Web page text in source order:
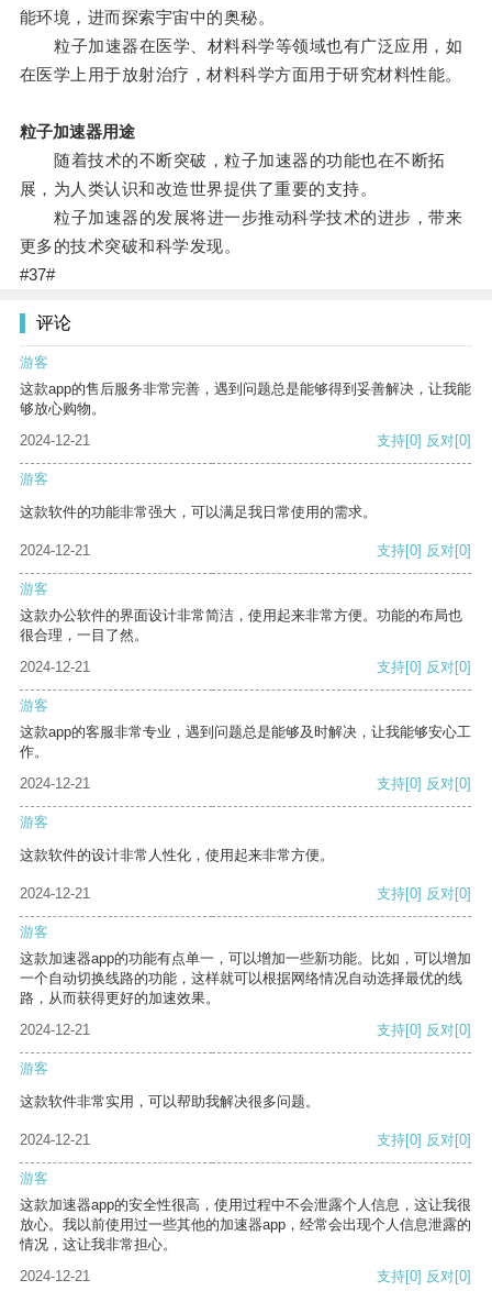
能环境，进而探索宇宙中的奥秘。
粒子加速器在医学、材料科学等领域也有广泛应用，如
在医学上用于放射治疗，材料科学方面用于研究材料性能。
粒子加速器用途
随着技术的不断突破，粒子加速器的功能也在不断拓
展，为人类认识和改造世界提供了重要的支持。
粒子加速器的发展将进一步推动科学技术的进步，带来
更多的技术突破和科学发现。
#37#
评论
游客
这款app的售后服务非常完善，遇到问题总是能够得到妥善解决，让我能
够放心购物。
2024-12-21
支持[0] 反对[0]
游客
这款软件的功能非常强大，可以满足我日常使用的需求。
2024-12-21 支持[0] 反对[0]
游客
这款办公软件的界面设计非常简洁，使用起来非常方便。功能的布局也
很合理，一目了然。
2024-12-21
支持[0] 反对[0]
游客
这款app的客服非常专业，遇到问题总是能够及时解决，让我能够安心工
作。
2024-12-21
支持[0] 反对[0]
游客
这款软件的设计非常人性化，使用起来非常方便。
2024-12-21 支持[0] 反对[0]
游客
这款加速器app的功能有点单一，可以增加一些新功能。比如，可以增加
一个自动切换线路的功能，这样就可以根据网络情况自动选择最优的线
路，从而获得更好的加速效果。
2024-12-21
支持[0] 反对[0]
游客
这款软件非常实用，可以帮助我解决很多问题。
2024-12-21 支持[0] 反对[0]
游客
这款加速器app的安全性很高，使用过程中不会泄露个人信息，这让我很
放心。我以前使用过一些其他的加速器app，经常会出现个人信息泄露的
情况，这让我非常担心。
2024-12-21
支持[0] 反对[0]